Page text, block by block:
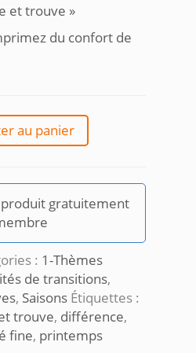
et trouve »
du confort de
au panier
produit gratuitement
: 1-Thèmes
de transitions,
, Saisons Étiquettes :
trouve, différence,
fine, printemps